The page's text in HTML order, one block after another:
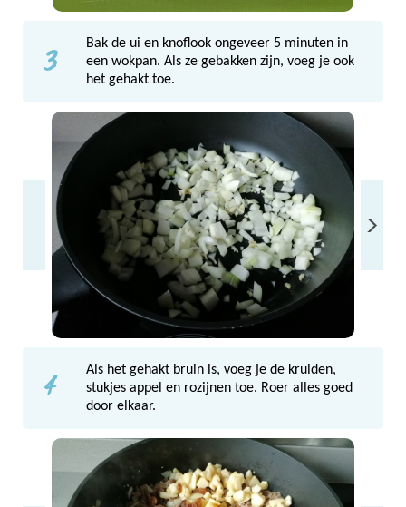
3
Bak de ui en knoflook ongeveer 5 minuten in
een wokpan. Als ze gebakken zijn, voeg je ook
het gehakt toe.
4
Als het gehakt bruin is, voeg je de kruiden,
stukjes appel en rozijnen toe. Roer alles goed
door elkaar.